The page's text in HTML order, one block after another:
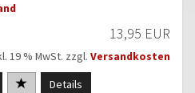
13,95 EUR
19 % MwSt. zzgl. Versandkosten
Details